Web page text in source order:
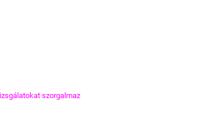
szorgalmaz